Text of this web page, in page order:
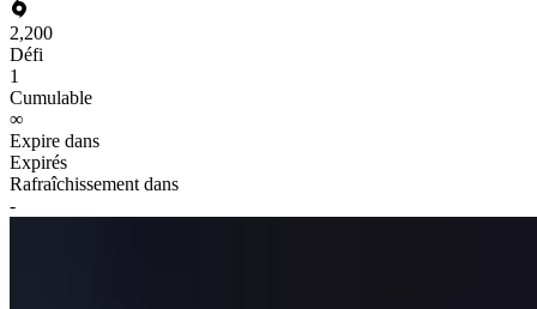
2,200
Défi
1
Cumulable
∞
Expire dans
Expirés
Rafraîchissement dans
-